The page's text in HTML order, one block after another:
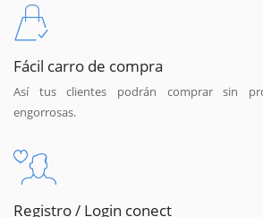
Fácil carro de compra
Así tus clientes podrán comprar sin
engorrosas.
Registro / Login conect